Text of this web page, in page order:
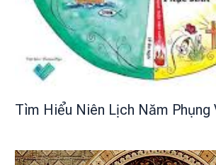
Tìm Hiểu Niên Lịch Năm Phụng